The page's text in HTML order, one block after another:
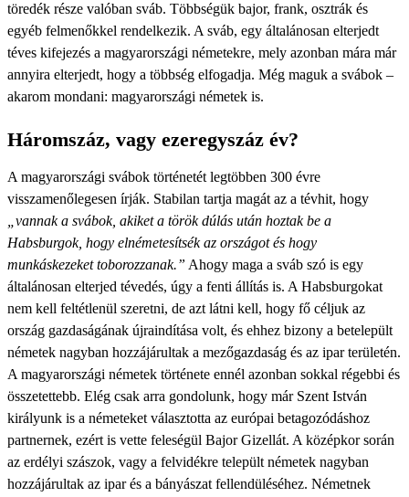
töredék része valóban sváb. Többségük bajor, frank, osztrák és
egyéb felmenőkkel rendelkezik. A sváb, egy általánosan elterjedt
téves kifejezés a magyarországi németekre, mely azonban mára már
annyira elterjedt, hogy a többség elfogadja. Még maguk a svábok –
akarom mondani: magyarországi németek is.
Háromszáz, vagy ezeregyszáz év?
A magyarországi svábok történetét legtöbben 300 évre
visszamenőlegesen írják. Stabilan tartja magát az a tévhit, hogy
„vannak a svábok, akiket a török dúlás után hoztak be a
Habsburgok, hogy elnémetesítsék az országot és hogy
munkáskezeket toborozzanak.” Ahogy maga a sváb szó is egy
általánosan elterjed tévedés, úgy a fenti állítás is. A Habsburgokat
nem kell feltétlenül szeretni, de azt látni kell, hogy fő céljuk az
ország gazdaságának újraindítása volt, és ehhez bizony a betelepült
németek nagyban hozzájárultak a mezőgazdaság és az ipar területén.
A magyarországi németek története ennél azonban sokkal régebbi és
összetettebb. Elég csak arra gondolunk, hogy már Szent István
királyunk is a németeket választotta az európai betagozódáshoz
partnernek, ezért is vette feleségül Bajor Gizellát. A középkor során
az erdélyi szászok, vagy a felvidékre települt németek nagyban
hozzájárultak az ipar és a bányászat fellendüléséhez. Németnek